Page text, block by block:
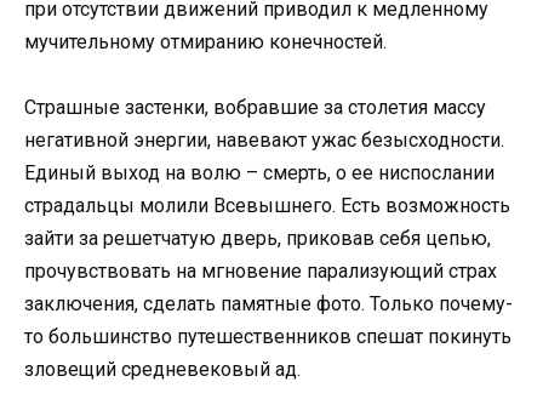
при отсутствии движений приводил к медленному
мучительному отмиранию конечностей.
Страшные застенки, вобравшие за столетия массу
негативной энергии, навевают ужас безысходности.
Единый выход на волю – смерть, о ее ниспослании
страдальцы молили Всевышнего. Есть возможность
зайти за решетчатую дверь, приковав себя цепью,
прочувствовать на мгновение парализующий страх
заключения, сделать памятные фото. Только почему-
то большинство путешественников спешат покинуть
зловещий средневековый ад.